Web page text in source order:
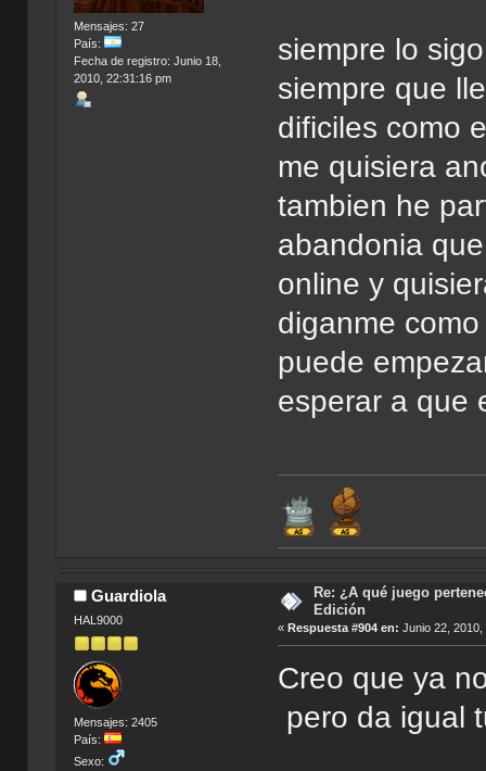
Mensajes: 27
País:
Fecha de registro: Junio 18,
2010, 22:31:16 pm
siempre lo
siempre que
dificiles como
me quisiera
tambien he
abandonia
online y
diganme
puede
esperar a que
Guardiola
HAL9000
Mensajes: 2405
País:
Sexo:
Re: ¿A qué juego
Edición
«Respuesta #904 en: Junio 22,
Creo que ya
pero da igual